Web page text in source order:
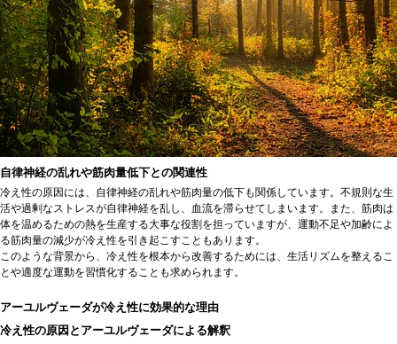
自律神経の乱れや筋肉量低下との関連性
冷え性の原因には、自律神経の乱れや筋肉量の低下も関係しています。不規則な生
活や過剰なストレスが自律神経を乱し、血流を滞らせてしまいます。また、筋肉は
体を温めるための熱を生産する大事な役割を担っていますが、運動不足や加齢によ
る筋肉量の減少が冷え性を引き起こすこともあります。
このような背景から、冷え性を根本から改善するためには、生活リズムを整えるこ
とや適度な運動を習慣化することも求められます。
アーユルヴェーダが冷え性に効果的な理由
冷え性の原因とアーユルヴェーダによる解釈